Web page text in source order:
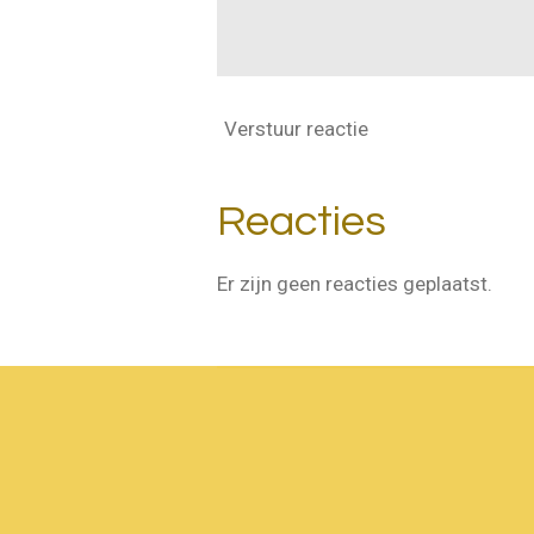
Verstuur reactie
Reacties
Er zijn geen reacties geplaatst.